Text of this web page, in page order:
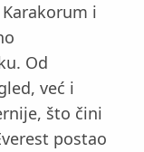
i
Od
već i
što čini
postao